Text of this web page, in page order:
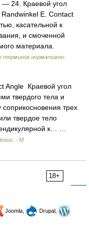
— 24. Краевой угол
E. Contact
касательной к
и смоченной
материала.
терминов нормативно-
Angle Краевой угол
твердого тела и
трех
твердое тело
к… …
- М.
18+
Joomla,
Drupal,